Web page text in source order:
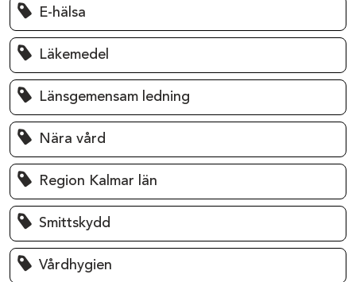
E-hälsa
Läkemedel
Länsgemensam ledning
Nära vård
Region Kalmar län
Smittskydd
Vårdhygien